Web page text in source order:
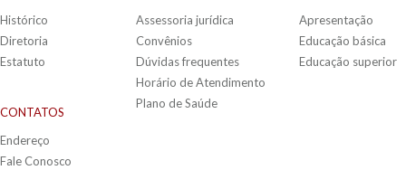
Histórico
Diretoria
Estatuto
CONTATOS
Endereço
Fale Conosco
Assessoria jurídica
Convênios
Dúvidas frequentes
Horário de Atendimento
Plano de Saúde
Apresentação
Educação básica
Educação superior